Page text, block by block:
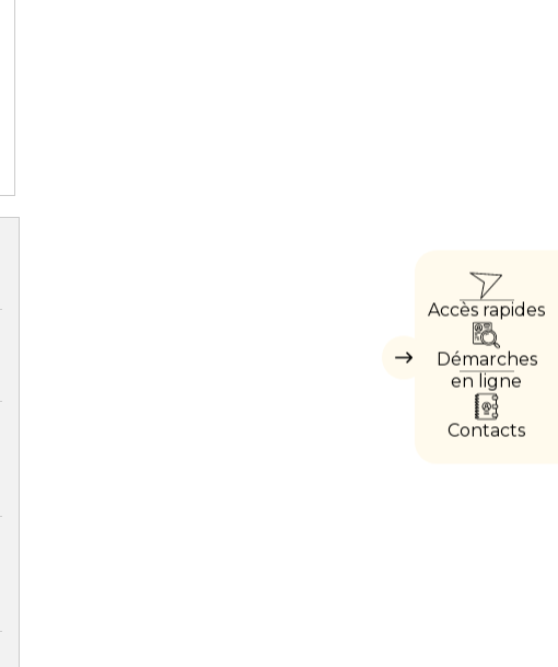
Masquer
Accès rapides
Démarches
en ligne
Contacts